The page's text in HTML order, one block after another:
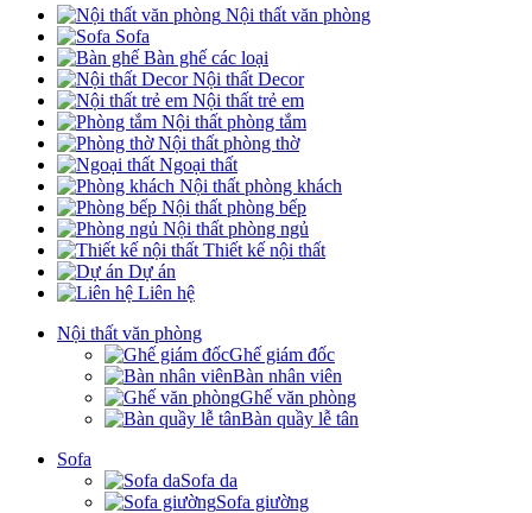
Nội thất văn phòng
Sofa
Bàn ghế các loại
Nội thất Decor
Nội thất trẻ em
Nội thất phòng tắm
Nội thất phòng thờ
Ngoại thất
Nội thất phòng khách
Nội thất phòng bếp
Nội thất phòng ngủ
Thiết kế nội thất
Dự án
Liên hệ
Nội thất văn phòng
Ghế giám đốc
Bàn nhân viên
Ghế văn phòng
Bàn quầy lễ tân
Sofa
Sofa da
Sofa giường